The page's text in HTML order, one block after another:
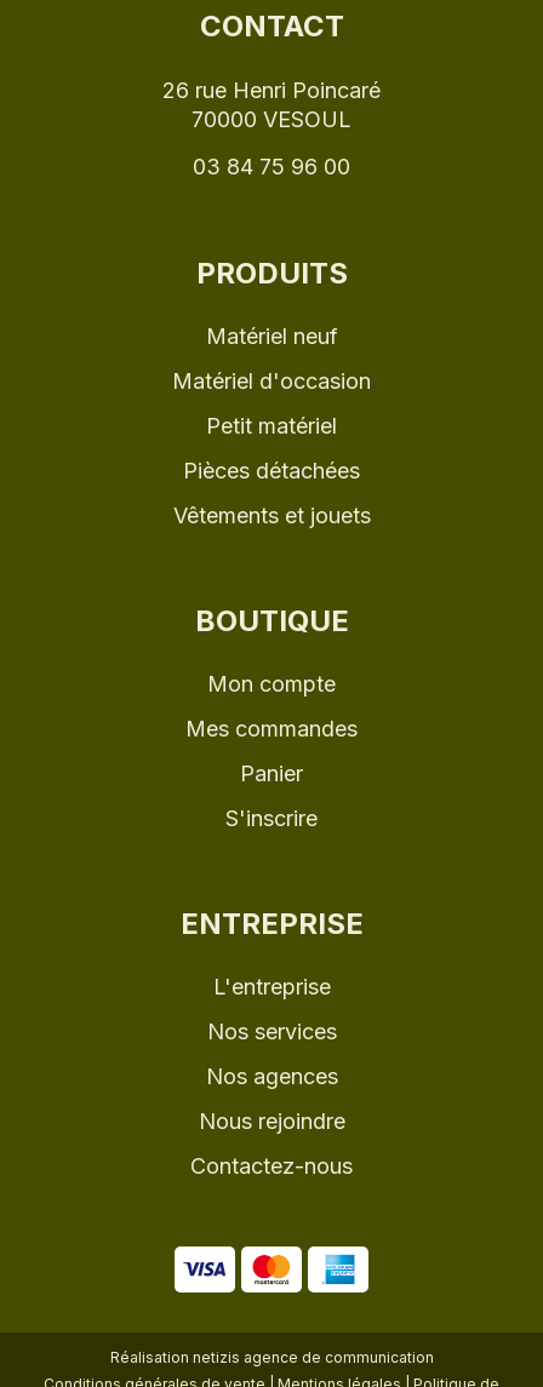
CONTACT
26 rue Henri Poincaré
70000 VESOUL
03 84 75 96 00
PRODUITS
Matériel neuf
Matériel d'occasion
Petit matériel
Pièces détachées
Vêtements et jouets
BOUTIQUE
Mon compte
Mes commandes
Panier
S'inscrire
ENTREPRISE
L'entreprise
Nos services
Nos agences
Nous rejoindre
Contactez-nous
Réalisation netizis agence de communication
Conditions générales de vente
Mentions légales Politique de